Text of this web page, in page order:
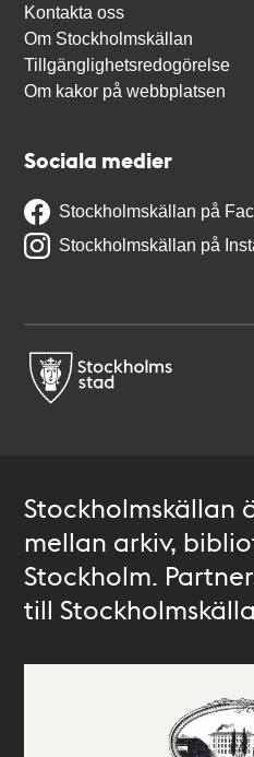
Kontakta oss
Om Stockholmskällan
Tillgänglighetsredogörelse
Om kakor på webbplatsen
Sociala medier
Stockholmskällan på
Stockholmskällan på
Stockholmskällan
mellan arkiv,
Stockholm.
till